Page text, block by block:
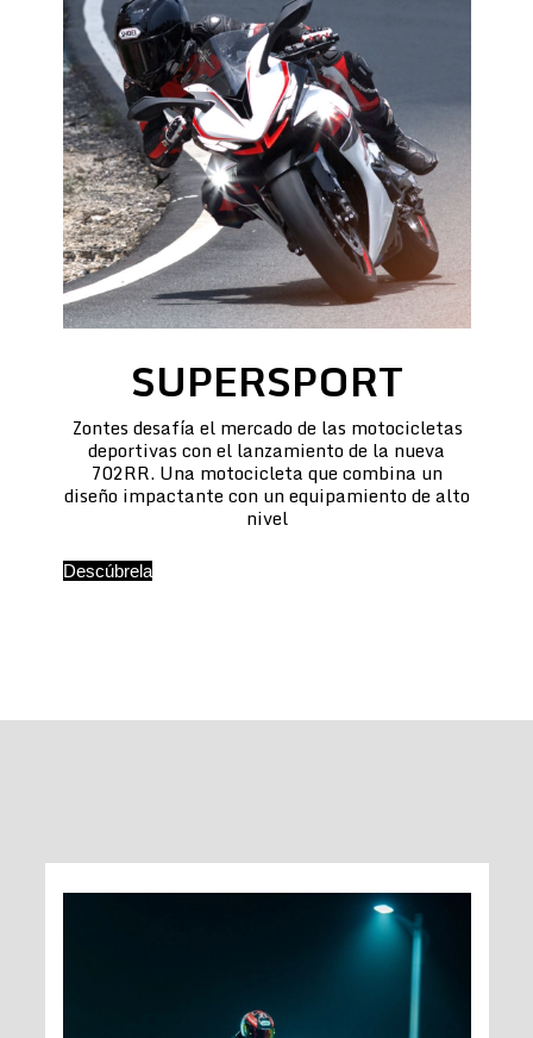
SUPERSPORT
Zontes desafía el mercado de las motocicletas
deportivas con el lanzamiento de la nueva
702RR. Una motocicleta que combina un
diseño impactante con un equipamiento de alto
nivel
Descúbrela